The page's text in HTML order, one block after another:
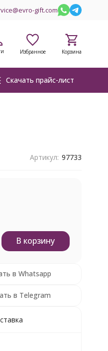
gift.com
Избранное Корзина
Скачать прайс-лист
Артикул: 97733
В корзину
в Whatsapp
в Telegram